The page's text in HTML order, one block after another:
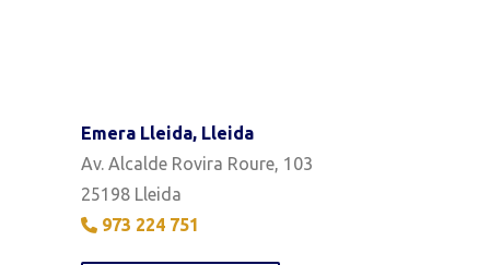
Emera Lleida, Lleida
Av. Alcalde Rovira Roure, 103
25198 Lleida
973 224 751